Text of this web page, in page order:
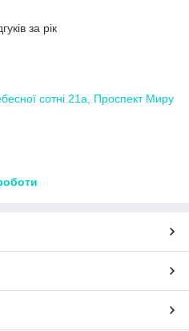
за рік
сотні 21а, Проспект Миру